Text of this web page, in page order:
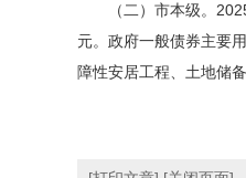
（二）市本级。
元。政府一般债券主要
障性安居工程、土地储